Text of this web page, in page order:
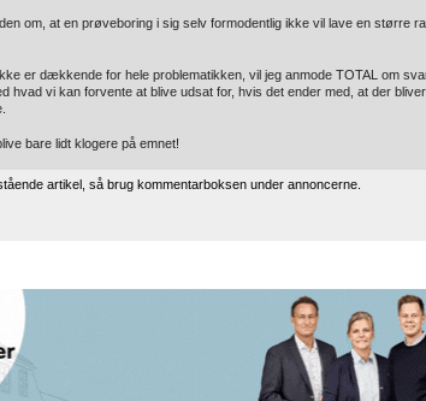
om, at en prøveboring i sig selv formodentlig ikke vil lave en større
er dækkende for hele problematikken, vil jeg anmode TOTAL om
hvad vi kan forvente at blive udsat for, hvis det ender med, at der
bare lidt klogere på emnet!
artikel, så brug kommentarboksen under annoncerne.